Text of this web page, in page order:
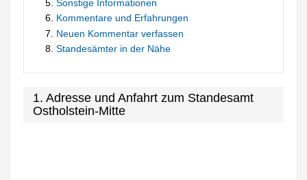
Sonstige Informationen
Kommentare und Erfahrungen
Neuen Kommentar verfassen
Standesämter in der Nähe
1. Adresse und Anfahrt zum Standesamt
Ostholstein-Mitte